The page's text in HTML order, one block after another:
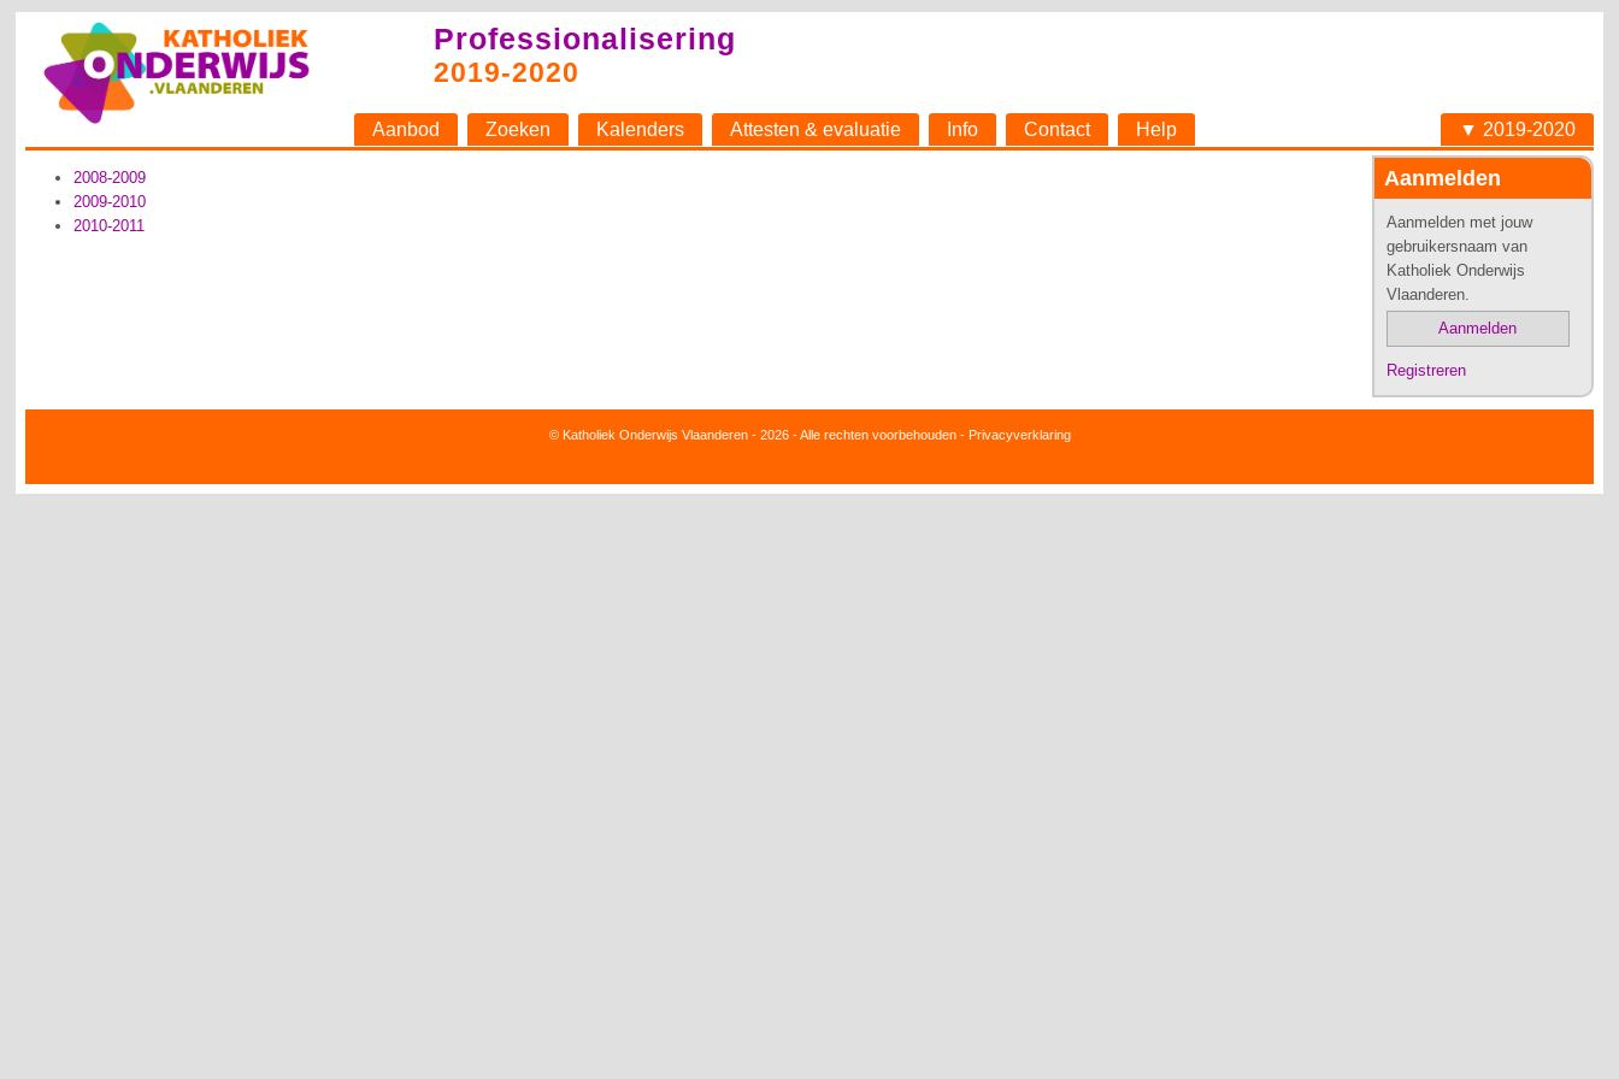
Professionalisering
2019-2020
Aanbod Zoeken Kalenders Attesten & evaluatie Info Contact Help ▼ 2019-2020
Aanmelden
Aanmelden met jouw
gebruikersnaam van
Katholiek Onderwijs
Vlaanderen.
Aanmelden
Registreren
2008-2009
2009-2010
2010-2011
© Katholiek Onderwijs Vlaanderen - 2026 - Alle rechten voorbehouden - Privacyverklaring